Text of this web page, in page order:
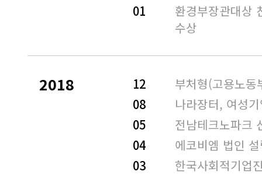
01
환경부장관대상
수상
2018 12
부처형(고용노
08
나라장터, 여성
05
전남테크노파크
04
에코비엠 법인
03
한국사회적기업